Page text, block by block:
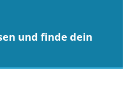
und finde dein